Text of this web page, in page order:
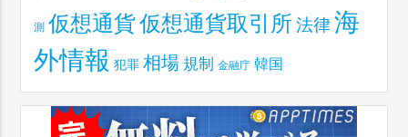
測 仮想通貨仮想通貨取引所 法律 海
外情報 犯罪 相場 規制 金融庁 韓国